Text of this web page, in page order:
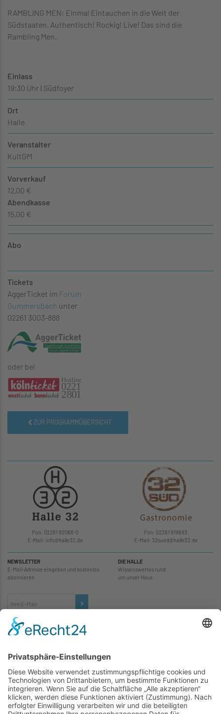
RAMBLING MEN: Einmal Eintauchen in die Welt der
Südstaaten. Authentisch! Rockig! Live! Das sind die
Rambling Men.
Einlass
19:30 Uhr | Südfoyer
Ort
Halle
Veranstalter
KultGM
Vorverkauf
12,00 €
Abendkasse
15,00 €
Abo
Tickets
AggerTicket im Forum
Gummersbach unter
02261 3003-888
oder bei
ZUR PROGRAMMÜBERSICHT
Fon: 02261 92068-0
E-Mail: info@halle32.de
Fon: 02261 919693
E-Mail: 32sued@halle32.de
NEWSLETTER
E-Mail-Adresse eingeben und kostenlos
abonnieren
DIE HALLE
Wissenswertes rund
um unser Haus
TICKETS
SOCIAL MEDIA
Besuchen Sie uns auch hier: